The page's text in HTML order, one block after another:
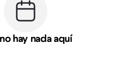
hay nada aquí